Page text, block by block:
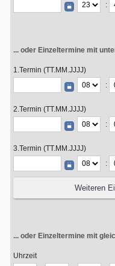
:
... oder Einzeltermine mit
1.Termin (TT.MM.JJJJ)
:
2.Termin (TT.MM.JJJJ)
:
3.Termin (TT.MM.JJJJ)
:
... oder Einzeltermine mit
Uhrzeit